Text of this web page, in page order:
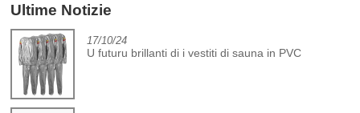
Ultime Notizie
17/10/24
U futuru brillanti di i vestiti di sauna in PVC